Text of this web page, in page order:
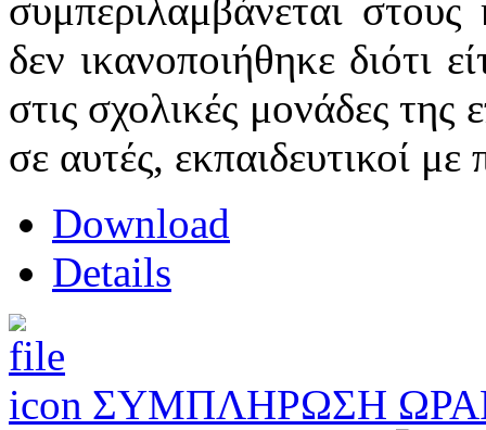
συμπεριλαμβάνεται
δεν ικανοποιήθηκε διότι
στις σχολικές μονάδες της
σε αυτές, εκπαιδευτικοί
Download
Details
ΣΥΜΠΛΗΡΩΣΗ